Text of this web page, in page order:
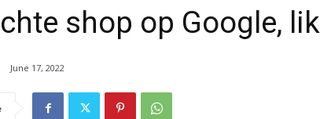
shop op Google,
June 17, 2022